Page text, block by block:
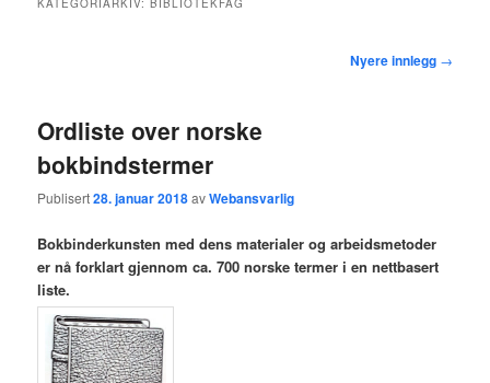
KATEGORIARKIV:BIBLIOTEKFAG
Nyere innlegg →
Ordliste over norske
bokbindstermer
Publisert28. januar 2018avWebansvarlig
Bokbinderkunsten med dens materialer og arbeidsmetoder
er nå forklart gjennom ca. 700 norske termer i en nettbasert
liste.